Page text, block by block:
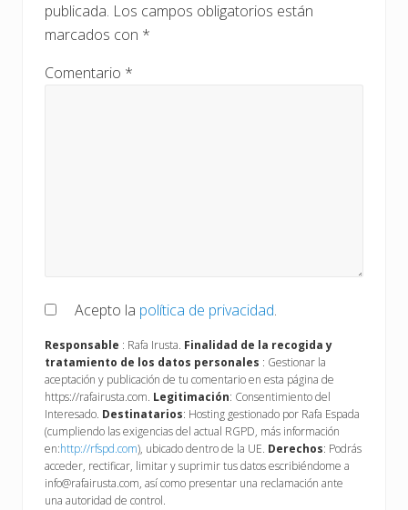
publicada. Los campos obligatorios están
marcados con *
Comentario *
Acepto la política de privacidad.
Responsable : Rafa Irusta. Finalidad de la recogida y
tratamiento de los datos personales : Gestionar la
aceptación y publicación de tu comentario en esta página de
https://rafairusta.com. Legitimación: Consentimiento del
Interesado. Destinatarios: Hosting gestionado por Rafa Espada
(cumpliendo las exigencias del actual RGPD, más información
en:http://rfspd.com), ubicado dentro de la UE. Derechos: Podrás
acceder, rectificar, limitar y suprimir tus datos escribiéndome a
info@rafairusta.com, así como presentar una reclamación ante
una autoridad de control.